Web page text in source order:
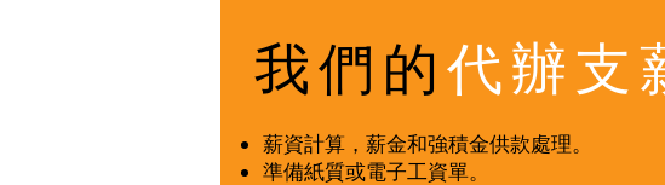
我們的代辦支
薪資計算，薪金和強積金供款處理。
準備紙質或電子工資單。